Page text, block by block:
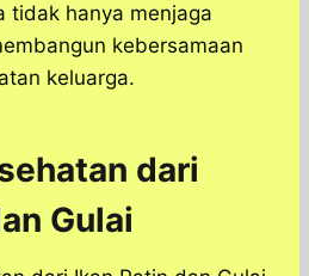
tidak hanya menjaga
kebersamaan
keluarga.
dari
Gulai